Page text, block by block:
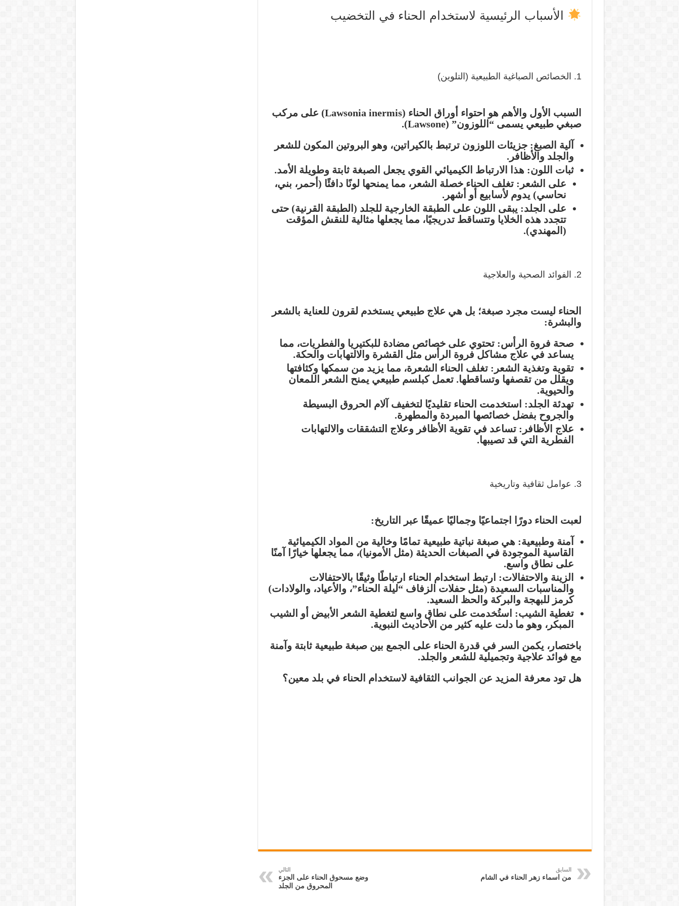
الأسباب الرئيسية لاستخدام الحناء في التخضيب
1. الخصائص الصباغية الطبيعية (التلوين)
السبب الأول والأهم هو احتواء أوراق الحناء (Lawsonia inermis) على مركب
صبغي طبيعي يسمى“اللوزون” (Lawsone)
.
آلية الصبغ: جزيئات اللوزون ترتبط بالكيراتين، وهو البروتين المكون للشعر
والجلد والأظافر.
ثبات اللون: هذا الارتباط الكيميائي القوي يجعل الصبغة ثابتة وطويلة الأمد.
على الشعر: تغلف الحناء خصلة الشعر، مما يمنحها لونًا دافئًا (أحمر، بني،
نحاسي) يدوم لأسابيع أو أشهر.
على الجلد: يبقى اللون على الطبقة الخارجية للجلد (الطبقة القرنية) حتى
تتجدد هذه الخلايا وتتساقط تدريجيًا، مما يجعلها مثالية للنقش المؤقت
(المهندي).
2. الفوائد الصحية والعلاجية
الحناء ليست مجرد صبغة؛ بل هي علاج طبيعي يستخدم لقرون للعناية بالشعر
والبشرة:
صحة فروة الرأس: تحتوي على خصائص مضادة للبكتيريا والفطريات، مما
يساعد في علاج مشاكل فروة الرأس مثل القشرة والالتهابات والحكة.
تقوية وتغذية الشعر: تغلف الحناء الشعرة، مما يزيد من سمكها وكثافتها
ويقلل من تقصفها وتساقطها. تعمل كبلسم طبيعي يمنح الشعر اللمعان
والحيوية.
تهدئة الجلد: استخدمت الحناء تقليديًا لتخفيف آلام الحروق البسيطة
والجروح بفضل خصائصها المبردة والمطهرة.
علاج الأظافر: تساعد في تقوية الأظافر وعلاج التشققات والالتهابات
الفطرية التي قد تصيبها.
3. عوامل ثقافية وتاريخية
لعبت الحناء دورًا اجتماعيًا وجماليًا عميقًا عبر التاريخ:
آمنة وطبيعية: هي صبغة نباتية طبيعية تمامًا وخالية من المواد الكيميائية
القاسية الموجودة في الصبغات الحديثة (مثل الأمونيا)، مما يجعلها خيارًا آمنًا
على نطاق واسع.
الزينة والاحتفالات: ارتبط استخدام الحناء ارتباطًا وثيقًا بالاحتفالات
والمناسبات السعيدة (مثل حفلات الزفاف “ليلة الحناء”، والأعياد، والولادات)
كرمز للبهجة والبركة والحظ السعيد.
تغطية الشيب: استُخدمت على نطاق واسع لتغطية الشعر الأبيض أو الشيب
المبكر، وهو ما دلت عليه كثير من الأحاديث النبوية.
باختصار، يكمن السر في قدرة الحناء على الجمع بينصبغة طبيعية ثابتة وآمنة
مع فوائد علاجية وتجميلية للشعر والجلد.
هل تود معرفة المزيد عن الجوانب الثقافية لاستخدام الحناء في بلد معين؟
السابق
من اسماء زهر الحناء في الشام
التالي
وضع مسحوق الحناء على الجزء
المحروق من الجلد